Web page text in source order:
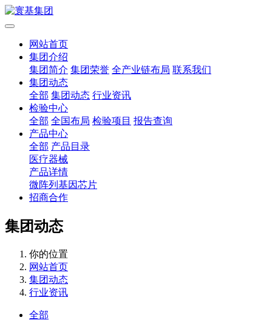
网站首页
集团介绍
集团简介 集团荣誉 全产业链布局 联系我们
集团动态
全部 集团动态 行业资讯
检验中心
全部 全国布局 检验项目 报告查询
产品中心
全部 产品目录
医疗器械
产品详情
微阵列基因芯片
招商合作
集团动态
你的位置
网站首页
集团动态
行业资讯
全部